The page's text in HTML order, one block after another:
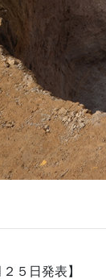
５日発表】